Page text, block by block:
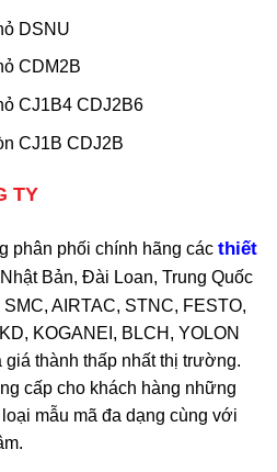
DSNU
CDM2B
CJ1B4 CDJ2B6
CJ1B CDJ2B
TY
phân phối chính hãng các thiết
Bản, Đài Loan, Trung Quốc
AIRTAC, STNC, FESTO,
KOGANEI, BLCH, YOLON
thành thấp nhất thị trường.
cấp cho khách hàng những
mẫu mã đa dạng cùng với